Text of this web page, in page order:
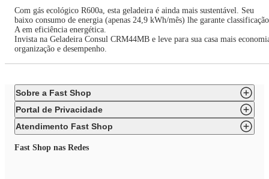
Com gás ecológico R600a, esta geladeira é ainda mais sustentável. Seu
baixo consumo de energia (apenas 24,9 kWh/mês) lhe garante classificação
A em eficiência energética.
Invista na Geladeira Consul CRM44MB e leve para sua casa mais
organização e desempenho.
Sobre a Fast Shop
Portal de Privacidade
Atendimento Fast Shop
Fast Shop nas Redes